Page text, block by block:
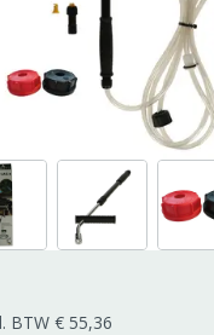
BTW € 55,36